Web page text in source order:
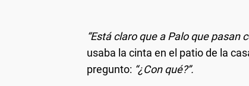
“Está claro que a Palo que pasan
usaba la cinta en el patio de la
pregunto: “¿Con qué?”.